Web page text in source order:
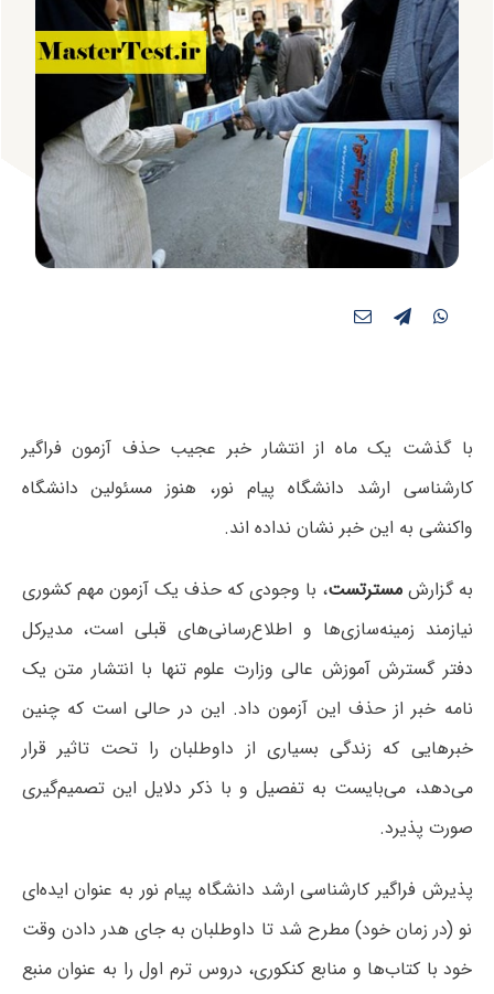
با گذشت یک ماه از انتشار خبر عجیب حذف آزمون فراگیر
کارشناسی ارشد دانشگاه پیام نور، هنوز مسئولین دانشگاه
واکنشی به این خبر نشان نداده اند.
به گزارشمسترتست، با وجودی که حذف یک آزمون مهم کشوری
نیازمند زمینه‌سازی‌ها و اطلاع‌رسانی‌های قبلی است، مدیرکل
دفتر گسترش آموزش عالی وزارت علوم تنها با انتشار متن یک
نامه خبر از حذف این آزمون داد. این در حالی است که چنین
خبرهایی که زندگی بسیاری از داوطلبان را تحت تاثیر قرار
می‌دهد، می‌بایست به تفصیل و با ذکر دلایل این تصمیم‌گیری
صورت پذیرد.
پذیرش فراگیر کارشناسی ارشد دانشگاه پیام نور به عنوان ایده‌ای
نو (در زمان خود) مطرح شد تا داوطلبان به جای هدر دادن وقت
خود با کتاب‌ها و منابع کنکوری، دروس ترم اول را به عنوان منبع